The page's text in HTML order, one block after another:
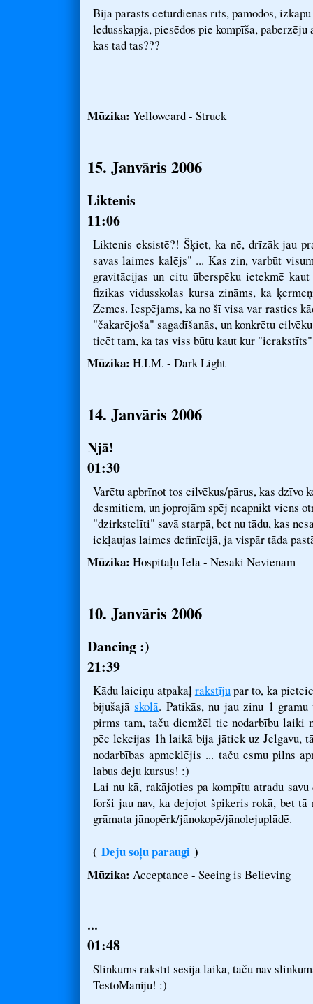
Bija parasts ceturdienas rīts, pamodos,
ledusskapja, piesēdos pie kompīša,
kas tad tas???
Mūzika: Yellowcard - Struck
15. Janvāris 2006
Liktenis
11:06
Liktenis eksistē?! Šķiet, ka nē, drīzāk jau
savas laimes kalējs" ... Kas zin, varbūt
gravitācijas un citu ūberspēku ietekmē
fizikas vidusskolas kursa zināms, ka
Zemes. Iespējams, ka no šī visa var rasties
"čakarējoša" sagadīšanās, un konkrētu
ticēt tam, ka tas viss būtu kaut kur
Mūzika: H.I.M. - Dark Light
14. Janvāris 2006
Njā!
01:30
Varētu apbrīnot tos cilvēkus/pārus, kas dzīvo
desmitiem, un joprojām spēj neapnikt viens
"dzirkstelīti" savā starpā, bet nu tādu, kas
iekļaujas laimes definīcijā, ja vispār tāda
Mūzika: Hospitāļu Iela - Nesaki Nevienam
10. Janvāris 2006
Dancing :)
21:39
Kādu laiciņu atpakaļ rakstījupar to, ka
bijušajāskolā. Patikās, nu jau zinu 1
pirms tam, taču diemžēl tie nodarbību laiki
pēc lekcijas 1h laikā bija jātiek uz Jelgavu,
nodarbības apmeklējis ... taču esmu pilns
labus deju kursus! :)
Lai nu kā, rakājoties pa kompītu atradu
forši jau nav, ka dejojot špikeris rokā, bet
grāmata jānopērk/jānokopē/jānolejuplādē.
( Deju soļu paraugi )
Mūzika: Acceptance - Seeing is Believing
...
01:48
Slinkums rakstīt sesija laikā, taču nav
TestoMāniju! :)